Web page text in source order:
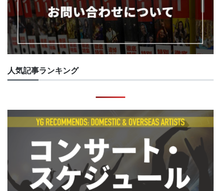
人気記事ランキング